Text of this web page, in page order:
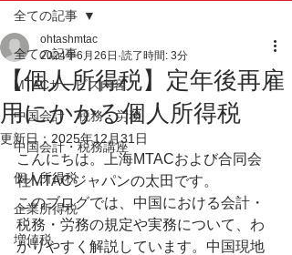
全ての記事
MTACサービス内容
中国会計・税務・労務
中国会計・税務講座
個人所得税
企業所得税
増値税
全ての記事
【個人所得税】定年後再雇
用にかかる個人所得税
ohtashmtac
2024年6月26日 読了時間: 3分
更新日： 2025年12月31日
こんにちは。上海MTACおよび合同会
社MTACジャパンの太田です。
このブログでは、中国における会計・
税務・労務の規定や実務について、わ
かりやすく解説しています。中国現地